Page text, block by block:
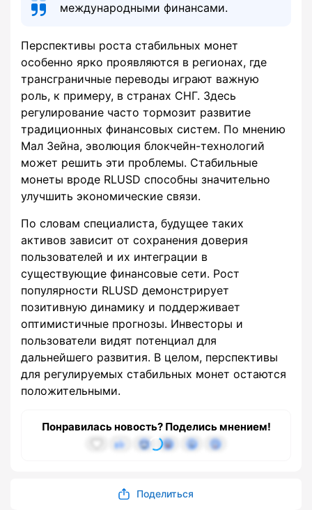
международными финансами.
Перспективы роста стабильных монет
особенно ярко проявляются в регионах, где
трансграничные переводы играют важную
роль, к примеру, в странах СНГ. Здесь
регулирование часто тормозит развитие
традиционных финансовых систем. По мнению
Мал Зейна, эволюция блокчейн-технологий
может решить эти проблемы. Стабильные
монеты вроде RLUSD способны значительно
улучшить экономические связи.
По словам специалиста, будущее таких
активов зависит от сохранения доверия
пользователей и их интеграции в
существующие финансовые сети. Рост
популярности RLUSD демонстрирует
позитивную динамику и поддерживает
оптимистичные прогнозы. Инвесторы и
пользователи видят потенциал для
дальнейшего развития. В целом, перспективы
для регулируемых стабильных монет остаются
положительными.
Понравилась новость? Поделись мнением!
Поделиться